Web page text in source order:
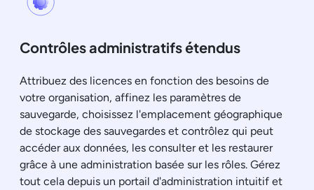
Contrôles administratifs étendus
Attribuez des licences en fonction des besoins de
votre organisation, affinez les paramètres de
sauvegarde, choisissez l'emplacement géographique
de stockage des sauvegardes et contrôlez qui peut
accéder aux données, les consulter et les restaurer
grâce à une administration basée sur les rôles. Gérez
tout cela depuis un portail d'administration intuitif et